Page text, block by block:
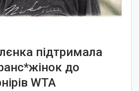
підтримала
до
WTA